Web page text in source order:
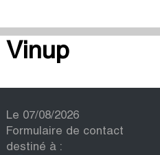
Vinup
Le 07/08/2026
Formulaire de contact
destiné à :